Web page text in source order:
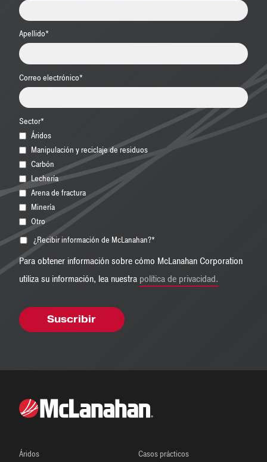
Apellido*
Correo electrónico*
Sector*
Áridos
Manipulación y reciclaje de residuos
Carbón
Lechería
Arena de fractura
Minería
Otro
¿Recibir información de McLanahan?*
Para obtener información sobre cómo McLanahan Corporation
utiliza su información, lea nuestra política de privacidad.
Áridos Casos prácticos